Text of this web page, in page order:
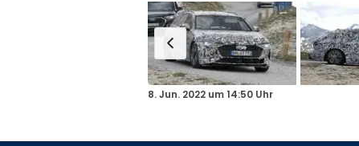
8. Jun. 2022 um14:50 Uhr